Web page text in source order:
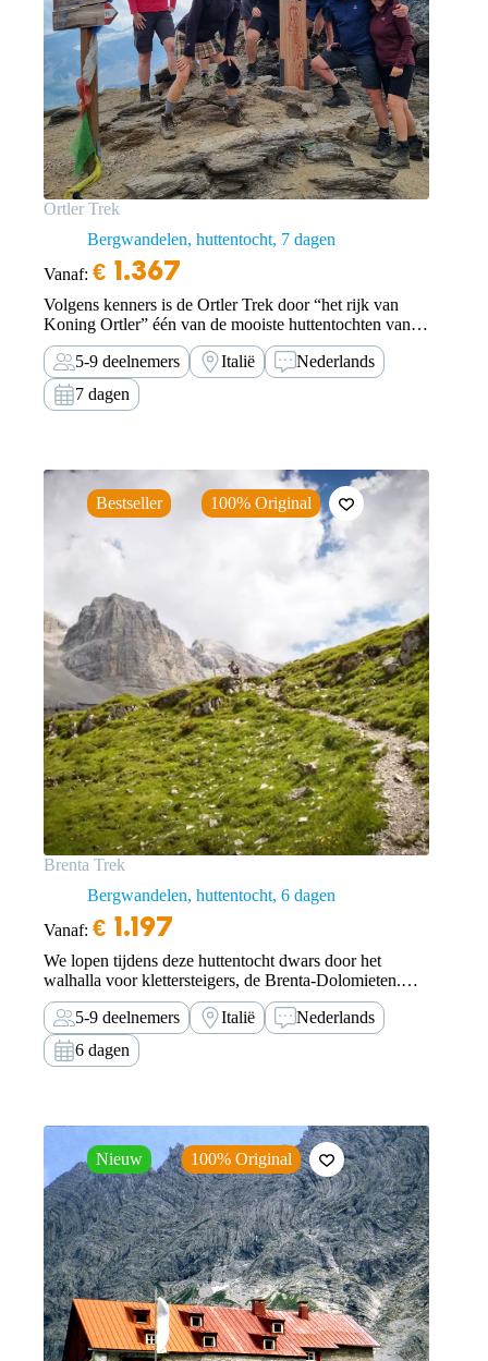
Ortler Trek
Bergwandelen, huttentocht 7 dagen
Vanaf: € 1.367
Volgens kenners is de Ortler Trek door “het rijk van
Koning Ortler” één van de mooiste huttentochten van
de Alpen. Ervaar dit prachtige gebied en wandel met
TOE vanuit het Ultental naar de Ortler.
5-9 deelnemers Italië
Nederlands
7 dagen
Bestseller 100% Original
Brenta Trek
Bergwandelen, huttentocht 6 dagen
Vanaf: € 1.197
We lopen tijdens deze huttentocht dwars door het
walhalla voor klettersteigers, de Brenta-Dolomieten.
Ervaar dit magnifieke gebied zonder te klettersteigen.
5-9 deelnemers
Italië
Nederlands
6 dagen
Nieuw 100% Original